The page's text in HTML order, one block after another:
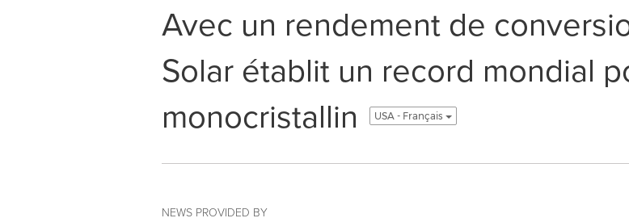
Avec un rendement de
Solar établit un record mondial
monocristallin
USA - Français
NEWS PROVIDED BY